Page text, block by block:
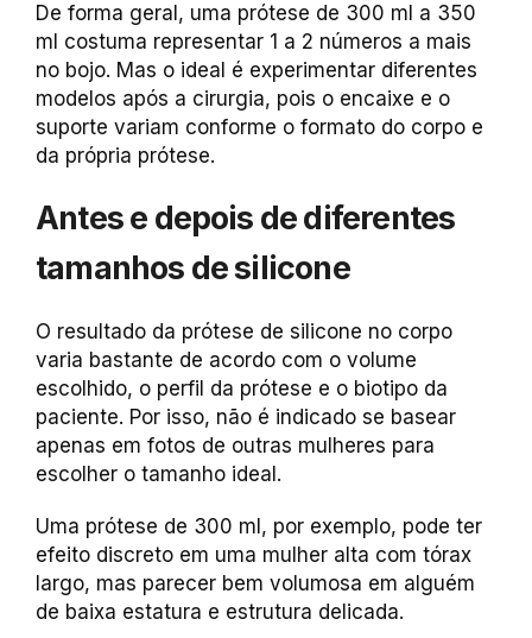
De forma geral, uma prótese de 300 ml a 350
ml costuma representar 1 a 2 números a mais
no bojo. Mas o ideal é experimentar diferentes
modelos após a cirurgia, pois o encaixe e o
suporte variam conforme o formato do corpo e
da própria prótese.
Antes e depois de diferentes
tamanhos de silicone
O resultado da prótese de silicone no corpo
varia bastante de acordo com o volume
escolhido, o perfil da prótese e o biotipo da
paciente. Por isso, não é indicado se basear
apenas em fotos de outras mulheres para
escolher o tamanho ideal.
Uma prótese de 300 ml, por exemplo, pode ter
efeito discreto em uma mulher alta com tórax
largo, mas parecer bem volumosa em alguém
de baixa estatura e estrutura delicada.